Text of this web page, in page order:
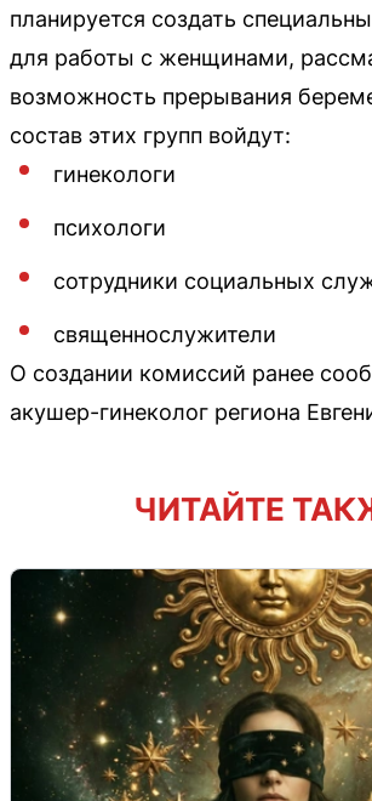
планируется создать
для работы с женщинами,
возможность прерывания
состав этих групп войдут:
гинекологи
психологи
сотрудники социальных
священнослужители
О создании комиссий ранее
акушер-гинеколог региона
ЧИТАЙТЕ